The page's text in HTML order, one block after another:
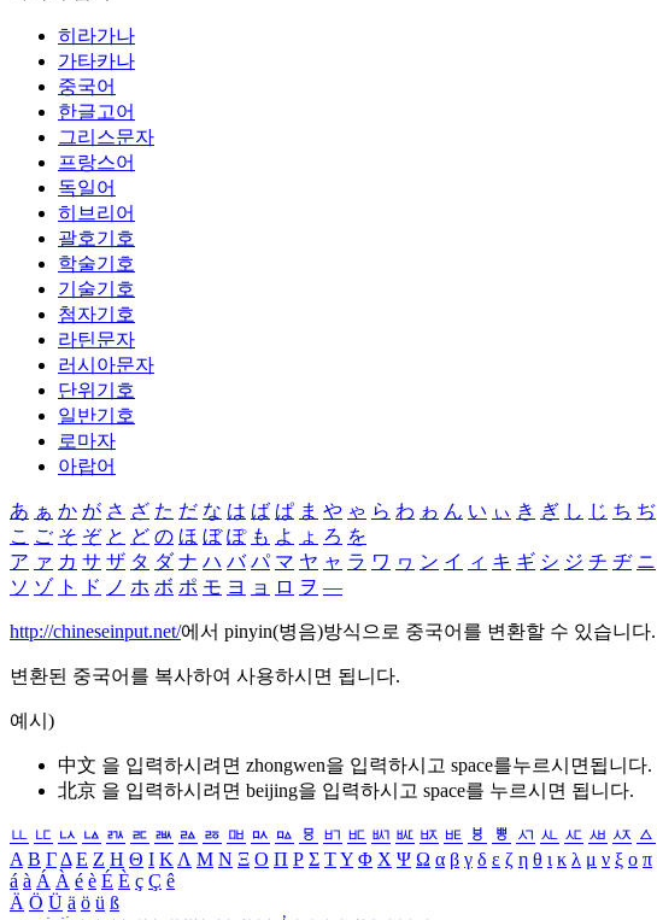
히라가나
가타카나
중국어
한글고어
그리스문자
프랑스어
독일어
히브리어
괄호기호
학술기호
기술기호
첨자기호
라틴문자
러시아문자
단위기호
일반기호
로마자
아랍어
あ ぁ か が さ ざ た だ な は ば ぱ ま や ゃ ら わ ゎ ん い ぃ き ぎ し じ ち ぢ
こ ご そ ぞ と ど の ほ ぼ ぽ も よ ょ ろ を
ア ァ カ サ ザ タ ダ ナ ハ バ パ マ ヤ ャ ラ ワ ヮ ン イ ィ キ ギ シ ジ チ ヂ ニ
ソ ゾ ト ド ノ ホ ボ ポ モ ヨ ョ ロ ヲ ―
http://chineseinput.net/에서 pinyin(병음)방식으로 중국어를 변환할 수 있습니다.
변환된 중국어를 복사하여 사용하시면 됩니다.
예시)
中文 을 입력하시려면 zhongwen을 입력하시고 space를누르시면됩니다.
北京 을 입력하시려면 beijing을 입력하시고 space를 누르시면 됩니다.
ㅥ ㅦ ㅧ ㅨ ㅩ ㅪ ㅫ ㅬ ㅭ ㅮ ㅯ ㅰ ㅱ ㅲ ㅳ ㅴ ㅵ ㅶ ㅷ ㅸ ㅹ ㅺ ㅻ ㅼ ㅽ ㅾ ㅿ
Α Β ΓΔ Ε Ζ Η Θ Ι ΚΛ Μ Ν Ξ Ο Π Ρ Σ ΤΥ Φ Χ Ψ Ω α β γ δ ε ζ η θ ι κ λ μ ν ξ ο π
á à Á À é è É È ç Ç ê
Ä Ö Ü ä ö ü ß